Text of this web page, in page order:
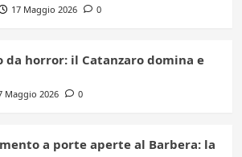
17 Maggio 2026 0
da horror: il Catanzaro domina e
Maggio 2026 0
a porte aperte al Barbera: la